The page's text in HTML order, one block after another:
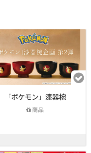
「ポケモン」漆器椀
商品